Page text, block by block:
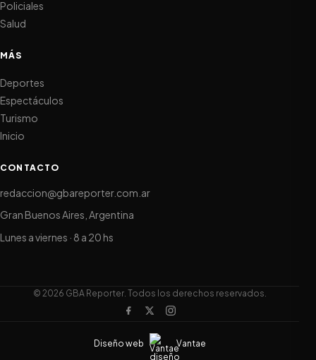
Policiales
Salud
MÁS
Deportes
Espectáculos
Turismo
Inicio
CONTACTO
redaccion@gbareporter.com.ar
Gran Buenos Aires, Argentina
Lunes a viernes · 8 a 20 hs
© 2026 GBA Reporter. Todos los derechos reservados.
Diseño web Vantae